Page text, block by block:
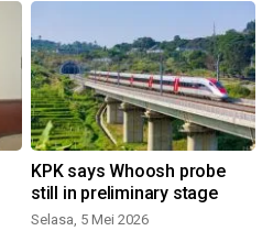
KPK says Whoosh probe
still in preliminary stage
Selasa, 5 Mei 2026